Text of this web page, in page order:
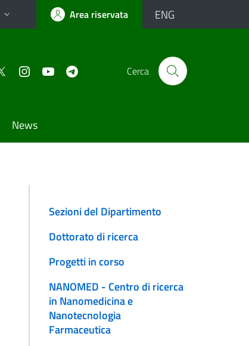
Area riservata ENG
Cerca
News
Sezioni del Dipartimento
Dottorato di ricerca
Progetti in corso
NANOMED - Centro di ricerca
in Nanomedicina e
Nanotecnologia
Farmaceutica